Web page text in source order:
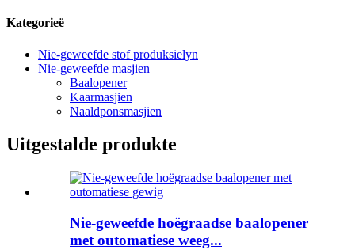
Kategorieë
Nie-geweefde stof produksielyn
Nie-geweefde masjien
Baalopener
Kaarmasjien
Naaldponsmasjien
Uitgestalde produkte
Nie-geweefde hoëgraadse baalopener
met outomatiese weeg...